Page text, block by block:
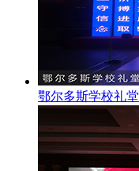
鄂尔多斯学校礼堂